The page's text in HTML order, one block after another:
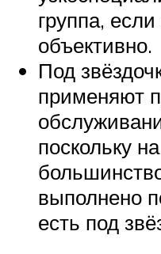
группа,
объективно.
Под
применяют
поскольку
выполнено
есть под